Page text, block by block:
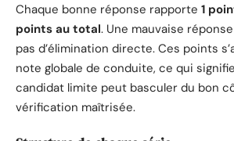
Chaque bonne réponse rapporte 1
points au total. Une mauvaise
pas d’élimination directe. Ces points
note globale de conduite, ce qui
candidat limite peut basculer du bon
vérification maîtrisée.